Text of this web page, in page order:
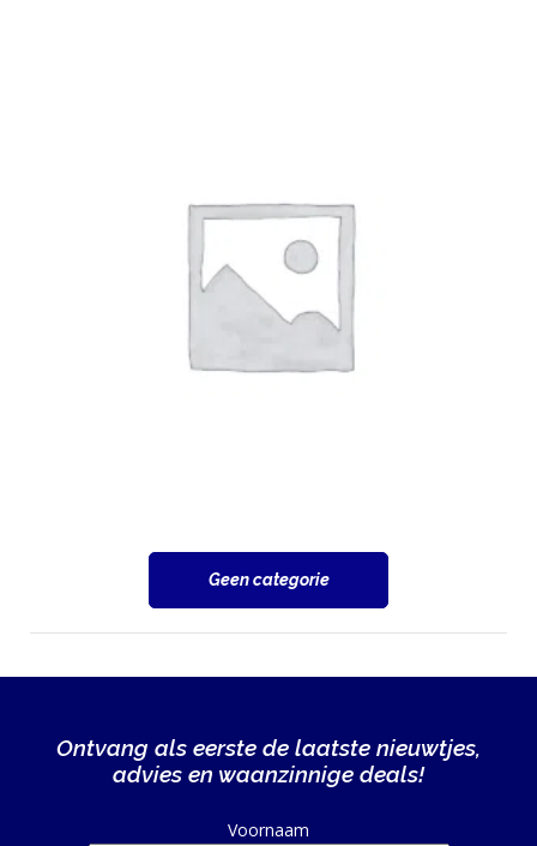
Geen categorie
Ontvang als eerste de laatste nieuwtjes,
advies en waanzinnige deals!
VoornaamAlternative: